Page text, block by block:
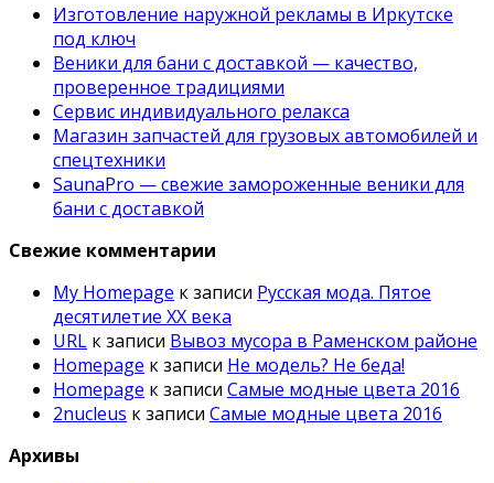
Изготовление наружной рекламы в Иркутске
под ключ
Веники для бани с доставкой — качество,
проверенное традициями
Сервис индивидуального релакса
Магазин запчастей для грузовых автомобилей и
спецтехники
SaunaPro — свежие замороженные веники для
бани с доставкой
Свежие комментарии
My Homepage к записи Русская мода. Пятое
десятилетие ХХ века
URL к записи Вывоз мусора в Раменском районе
Homepage к записи Не модель? Не беда!
Homepage к записи Самые модные цвета 2016
2nucleus к записи Самые модные цвета 2016
Архивы